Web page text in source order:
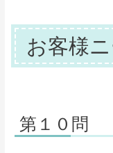
お客様
第１０問